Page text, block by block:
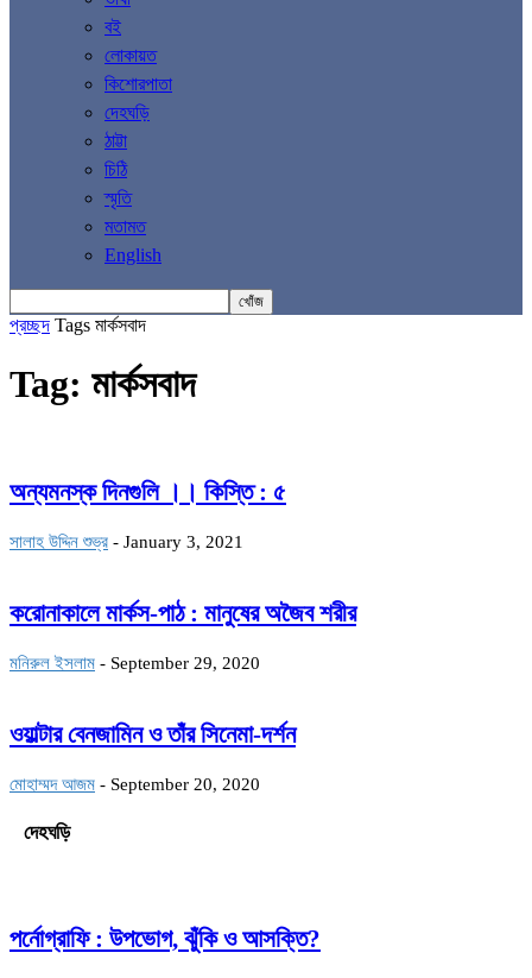
বই
লোকায়ত
কিশোরপাতা
দেহঘড়ি
ঠাট্টা
চিঠি
স্মৃতি
মতামত
English
প্রচ্ছদ Tags মার্কসবাদ
Tag: মার্কসবাদ
অন্যমনস্ক দিনগুলি ।। কিস্তি : ৫
সালাহ উদ্দিন শুভ্র - January 3, 2021
করোনাকালে মার্কস-পাঠ : মানুষের অজৈব শরীর
মনিরুল ইসলাম - September 29, 2020
ওয়াল্টার বেনজামিন ও তাঁর সিনেমা-দর্শন
মোহাম্মদ আজম - September 20, 2020
দেহঘড়ি
পর্নোগ্রাফি : উপভোগ, ঝুঁকি ও আসক্তি?